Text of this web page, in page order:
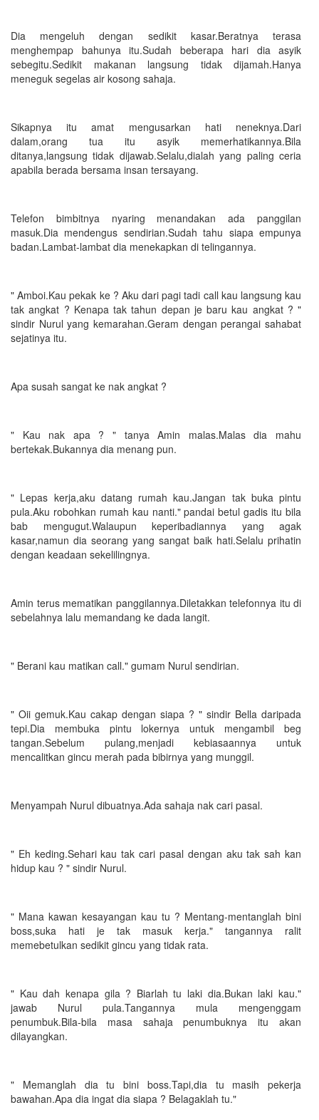
Dia mengeluh dengan sedikit kasar.Beratnya terasa
menghempap bahunya itu.Sudah beberapa hari dia asyik
sebegitu.Sedikit makanan langsung tidak dijamah.Hanya
meneguk segelas air kosong sahaja.
Sikapnya itu amat mengusarkan hati neneknya.Dari
dalam,orang tua itu asyik memerhatikannya.Bila
ditanya,langsung tidak dijawab.Selalu,dialah yang paling ceria
apabila berada bersama insan tersayang.
Telefon bimbitnya nyaring menandakan ada panggilan
masuk.Dia mendengus sendirian.Sudah tahu siapa empunya
badan.Lambat-lambat dia menekapkan di telingannya.
" Amboi.Kau pekak ke ? Aku dari pagi tadi call kau langsung kau
tak angkat ? Kenapa tak tahun depan je baru kau angkat ? "
sindir Nurul yang kemarahan.Geram dengan perangai sahabat
sejatinya itu.
Apa susah sangat ke nak angkat ?
" Kau nak apa ? " tanya Amin malas.Malas dia mahu
bertekak.Bukannya dia menang pun.
" Lepas kerja,aku datang rumah kau.Jangan tak buka pintu
pula.Aku robohkan rumah kau nanti." pandai betul gadis itu bila
bab mengugut.Walaupun keperibadiannya yang agak
kasar,namun dia seorang yang sangat baik hati.Selalu prihatin
dengan keadaan sekelilingnya.
Amin terus mematikan panggilannya.Diletakkan telefonnya itu di
sebelahnya lalu memandang ke dada langit.
" Berani kau matikan call." gumam Nurul sendirian.
" Oii gemuk.Kau cakap dengan siapa ? " sindir Bella daripada
tepi.Dia membuka pintu lokernya untuk mengambil beg
tangan.Sebelum pulang,menjadi kebiasaannya untuk
mencalitkan gincu merah pada bibirnya yang munggil.
Menyampah Nurul dibuatnya.Ada sahaja nak cari pasal.
" Eh keding.Sehari kau tak cari pasal dengan aku tak sah kan
hidup kau ? " sindir Nurul.
" Mana kawan kesayangan kau tu ? Mentang-mentanglah bini
boss,suka hati je tak masuk kerja." tangannya ralit
memebetulkan sedikit gincu yang tidak rata.
" Kau dah kenapa gila ? Biarlah tu laki dia.Bukan laki kau."
jawab Nurul pula.Tangannya mula mengenggam
penumbuk.Bila-bila masa sahaja penumbuknya itu akan
dilayangkan.
" Memanglah dia tu bini boss.Tapi,dia tu masih pekerja
bawahan.Apa dia ingat dia siapa ? Belagaklah tu."